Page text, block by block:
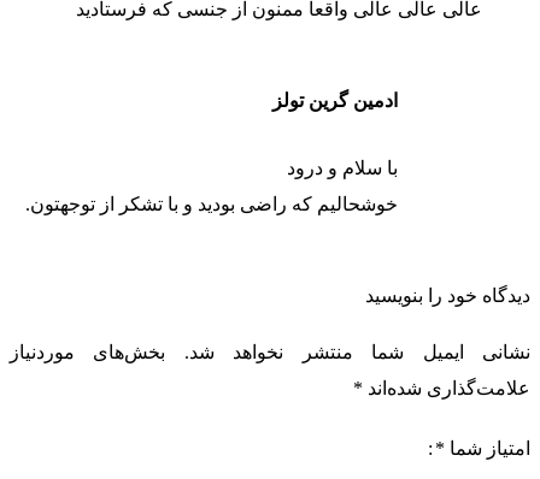
عالی عالی عالی واقعا ممنون از جنسی که فرستادید
ادمین گرین تولز
با سلام و درود
خوشحالیم که راضی بودید و با تشکر از توجهتون.
دیدگاه خود را بنویسید
نشانی ایمیل شما منتشر نخواهد شد.
بخش‌های موردنیاز
علامت‌گذاری شده‌اند *
امتیاز شما *